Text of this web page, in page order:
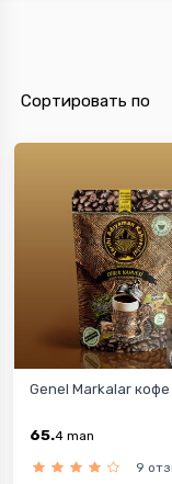
Genel Markalar кофе
65.4 man
9